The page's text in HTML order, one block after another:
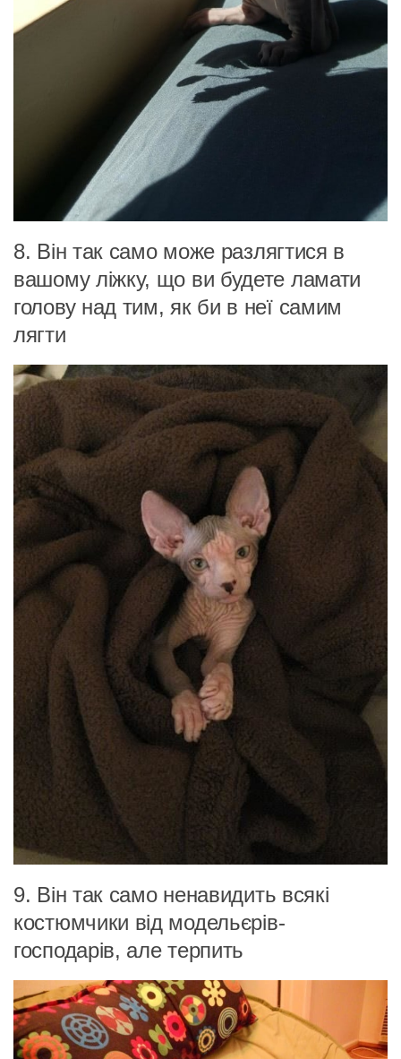
8. Він так само може разлягтися в
вашому ліжку, що ви будете ламати
голову над тим, як би в неї самим
лягти
9. Він так само ненавидить всякі
костюмчики від модельєрів-
господарів, але терпить